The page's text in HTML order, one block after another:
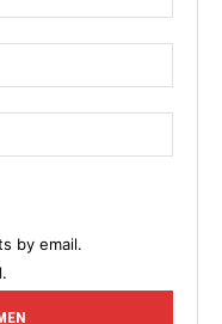
by email.